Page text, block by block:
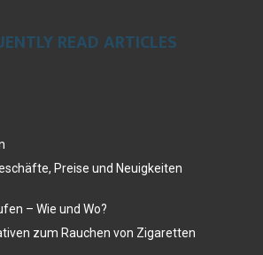
READ ARTICLES
Preise und Neuigkeiten
– Wie und Wo?
zum Rauchen von Zigaretten